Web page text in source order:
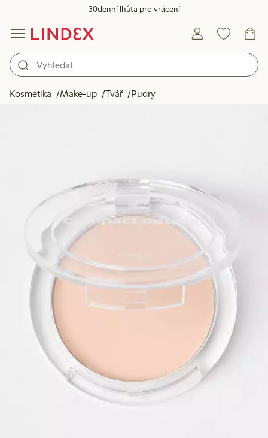
30denní lhůta pro vrácení
Kosmetika Make-up Tvář Pudry